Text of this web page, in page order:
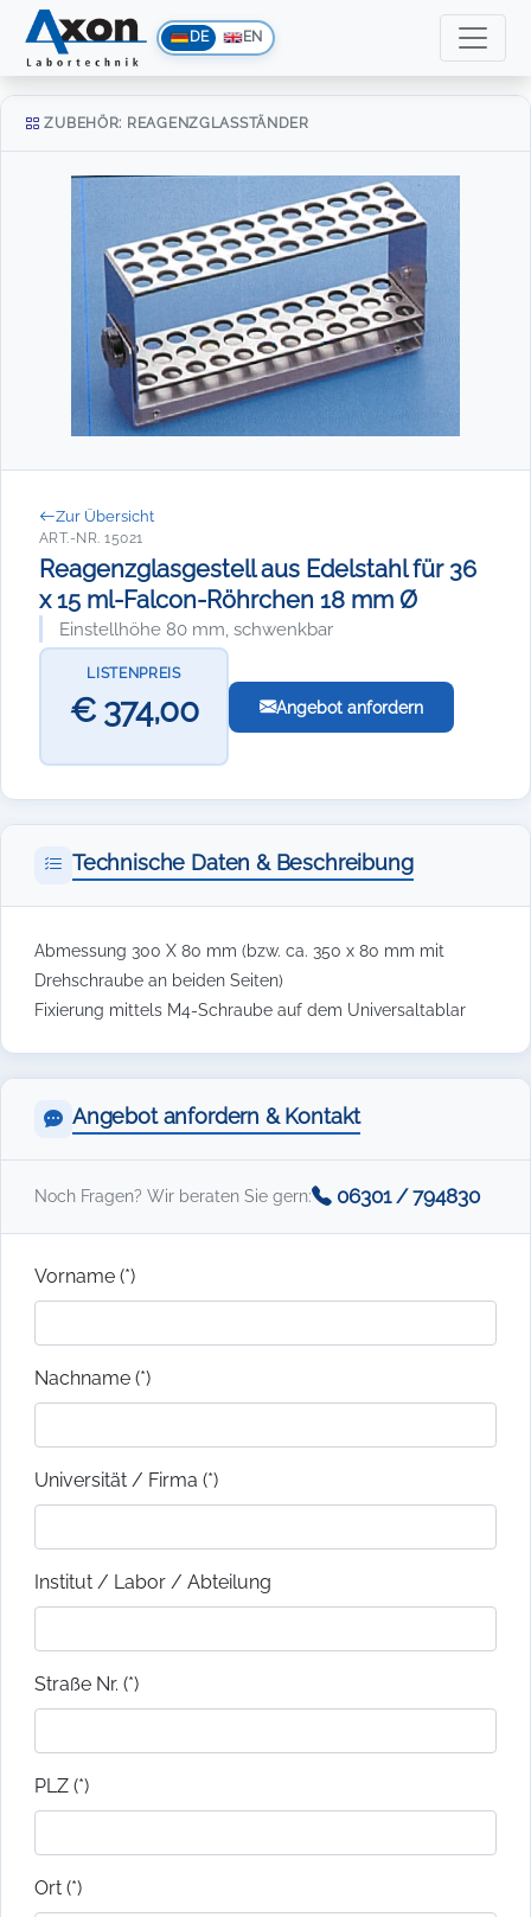
DE EN
ZUBEHÖR: REAGENZGLASSTÄNDER
Zur Übersicht
ART.-NR. 15021
Reagenzglasgestell aus Edelstahl für 36
x 15 ml-Falcon-Röhrchen 18 mm Ø
Einstellhöhe 80 mm, schwenkbar
LISTENPREIS
€ 374,00 Angebot anfordern
Technische Daten & Beschreibung
Abmessung 300 X 80 mm (bzw. ca. 350 x 80 mm mit
Drehschraube an beiden Seiten)
Fixierung mittels M4-Schraube auf dem Universaltablar
Angebot anfordern & Kontakt
Noch Fragen? Wir beraten Sie gern: 06301 / 794830
Vorname (*)
Nachname (*)
Universität / Firma (*)
Institut / Labor / Abteilung
Straße Nr. (*)
PLZ (*)
Ort (*)